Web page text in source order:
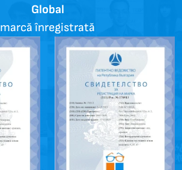
Global
marcă înregistrată